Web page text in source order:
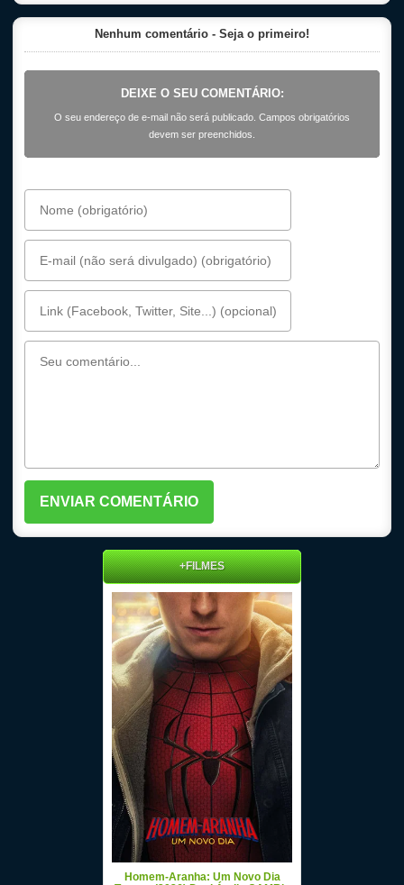
Nenhum comentário - Seja o primeiro!
DEIXE O SEU COMENTÁRIO:
O seu endereço de e-mail não será publicado. Campos obrigatórios
devem ser preenchidos.
+FILMES
Homem-Aranha: Um Novo Dia